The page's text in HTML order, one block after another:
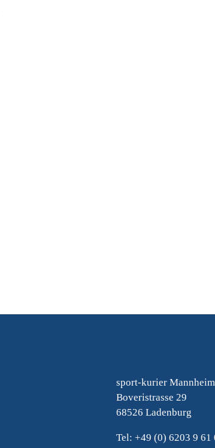
sport-kurier Mannheim
Boveristrasse 29
68526 Ladenburg
Tel: +49 (0) 6203 9 61